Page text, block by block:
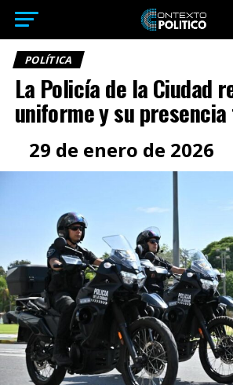
POLÍTICA
La Policía de la Ciudad
uniforme y su
29 de enero de 2026